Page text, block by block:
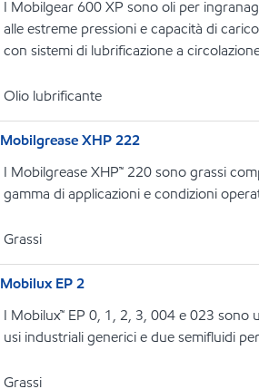
I Mobilgear 600 XP sono oli per
alle estreme pressioni e capacità di
con sistemi di lubrificazione a
Olio lubrificante
Mobilgrease XHP 222
I Mobilgrease XHP™ 220 sono grassi
gamma di applicazioni e condizioni
Grassi
Mobilux EP 2
I Mobilux™ EP 0, 1, 2, 3, 004 e 023 sono
usi industriali generici e due semifluidi
Grassi